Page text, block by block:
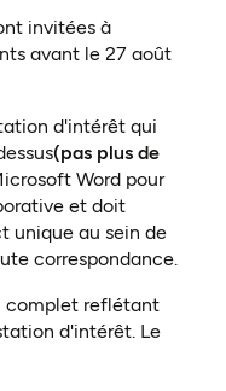
invitées à
avant le 27 août
d'intérêt qui
(pas plus de
dans un nouvel onglet)
Word pour
et doit
unique au sein de
correspondance.
complet reflétant
d'intérêt. Le